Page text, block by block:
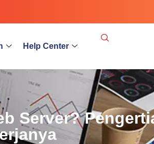
Help Center
Server?